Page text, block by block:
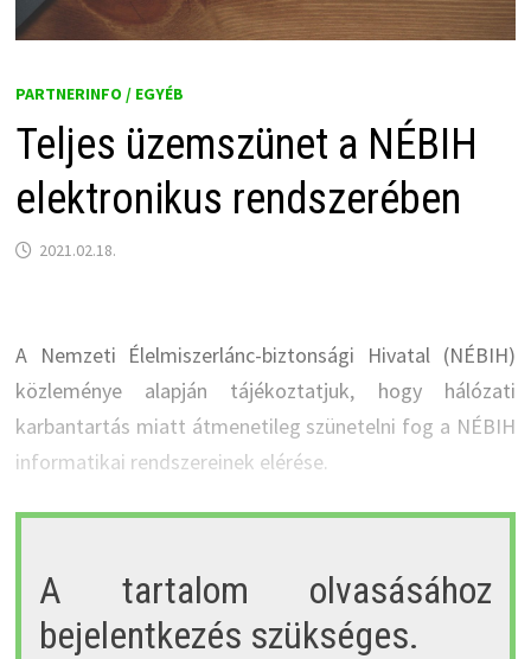
PARTNERINFO / EGYÉB
Teljes üzemszünet a NÉBIH
elektronikus rendszerében
2021.02.18.
A Nemzeti Élelmiszerlánc-biztonsági Hivatal (NÉBIH)
közleménye alapján tájékoztatjuk, hogy hálózati
karbantartás miatt átmenetileg szünetelni fog a NÉBIH
informatikai rendszereinek elérése.
A tartalom olvasásához
bejelentkezés szükséges.